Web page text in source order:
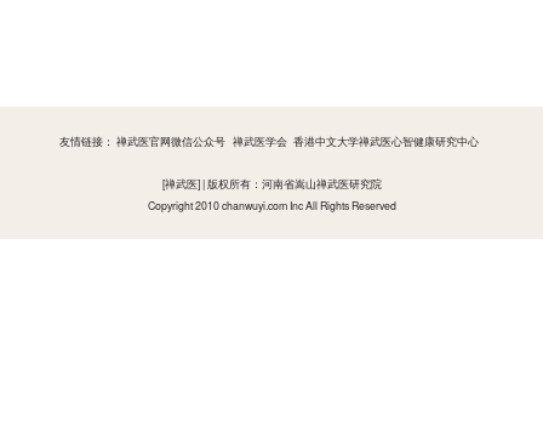
友情链接： 禅武医官网微信公众号 禅武医学会 香港中文大学禅武医心智健康研究中心
[禅武医] | 版权所有：河南省嵩山禅武医研究院
Copyright 2010 chanwuyi.com Inc All Rights Reserved